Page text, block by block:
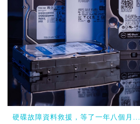
硬碟故障資料救援，等了一年八個月...